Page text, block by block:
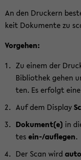
An den Dru­ckern
keit Do­ku­men­te zu
Vor­ge­hen:
Zu einem der
Bi­blio­thek gehen
ten. Es er­folgt
Auf dem Dis­play
Do­ku­ment(e) in
tesein-/auf­le­gen.
Der Scan wird